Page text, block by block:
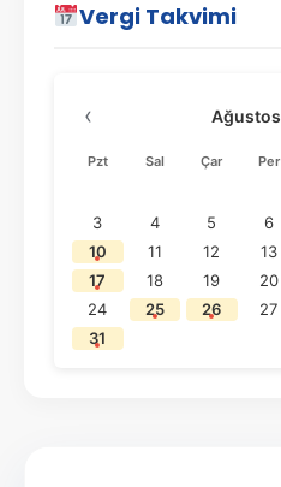
Vergi Takvimi
‹
Pzt Sal Çar Per
3
4 5 6
10
11 12 13
17
18 19 20
24
25 26 27
31